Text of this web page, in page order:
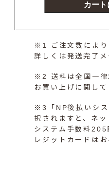
カー
※1 ご注文数により
詳しくは発送完了メ
※2 送料は全国一
お買い上げに関し
※3「NP後払いシス
択されますと、ネ
システム手数料205
レジットカードはお